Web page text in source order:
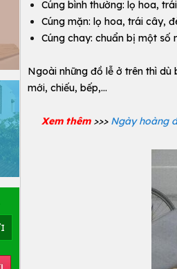
Cúng bình thường: lọ hoa,
Cúng mặn: lọ hoa, trái cây,
Cúng chay: chuẩn bị một số
Ngoài những đồ lễ ở trên thì
mới, chiếu, bếp,…
Xem thêm>>> Ngày hoàng